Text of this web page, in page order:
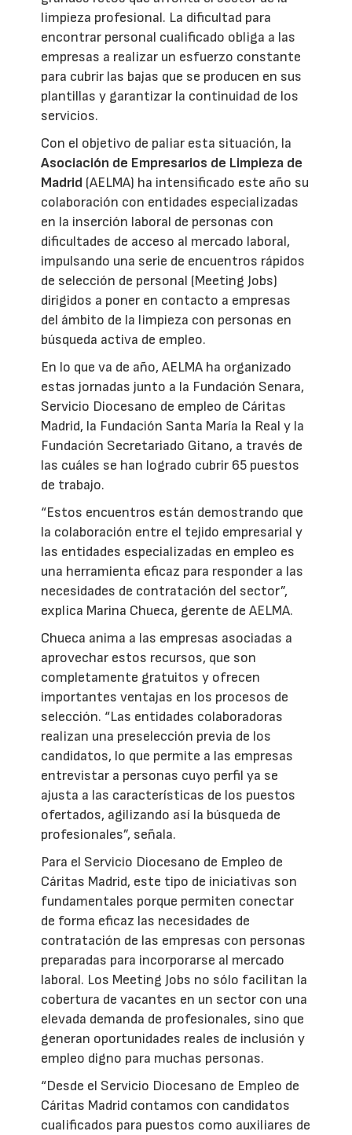
limpieza profesional. La dificultad para
encontrar personal cualificado obliga a las
empresas a realizar un esfuerzo constante
para cubrir las bajas que se producen en sus
plantillas y garantizar la continuidad de los
servicios.
Con el objetivo de paliar esta situación, la
Asociación de Empresarios de Limpieza de
Madrid (AELMA) ha intensificado este año su
colaboración con entidades especializadas
en la inserción laboral de personas con
dificultades de acceso al mercado laboral,
impulsando una serie de encuentros rápidos
de selección de personal (Meeting Jobs)
dirigidos a poner en contacto a empresas
del ámbito de la limpieza con personas en
búsqueda activa de empleo.
En lo que va de año, AELMA ha organizado
estas jornadas junto a la Fundación Senara,
Servicio Diocesano de empleo de Cáritas
Madrid, la Fundación Santa María la Real y la
Fundación Secretariado Gitano, a través de
las cuáles se han logrado cubrir 65 puestos
de trabajo.
“Estos encuentros están demostrando que
la colaboración entre el tejido empresarial y
las entidades especializadas en empleo es
una herramienta eficaz para responder a las
necesidades de contratación del sector”,
explica Marina Chueca, gerente de AELMA.
Chueca anima a las empresas asociadas a
aprovechar estos recursos, que son
completamente gratuitos y ofrecen
importantes ventajas en los procesos de
selección. “Las entidades colaboradoras
realizan una preselección previa de los
candidatos, lo que permite a las empresas
entrevistar a personas cuyo perfil ya se
ajusta a las características de los puestos
ofertados, agilizando así la búsqueda de
profesionales”, señala.
Para el Servicio Diocesano de Empleo de
Cáritas Madrid, este tipo de iniciativas son
fundamentales porque permiten conectar
de forma eficaz las necesidades de
contratación de las empresas con personas
preparadas para incorporarse al mercado
laboral. Los Meeting Jobs no sólo facilitan la
cobertura de vacantes en un sector con una
elevada demanda de profesionales, sino que
generan oportunidades reales de inclusión y
empleo digno para muchas personas.
“Desde el Servicio Diocesano de Empleo de
Cáritas Madrid contamos con candidatos
cualificados para puestos como auxiliares de